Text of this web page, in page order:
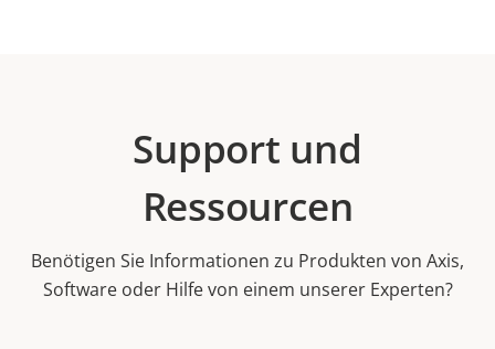
Support und
Ressourcen
Benötigen Sie Informationen zu Produkten von Axis,
Software oder Hilfe von einem unserer Experten?